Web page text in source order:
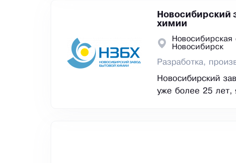
Новосибирский
химии
Новосибирская
Новосибирск
Разработка,
Новосибирский
уже более 25 лет,